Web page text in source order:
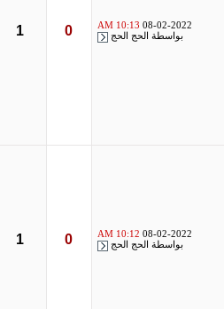
08-02-2022
10:13 AM
بواسطةالحج الحج
08-02-2022
10:12 AM
بواسطةالحج الحج